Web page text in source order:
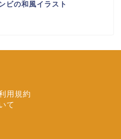
ビの和風イラスト
用規約
て